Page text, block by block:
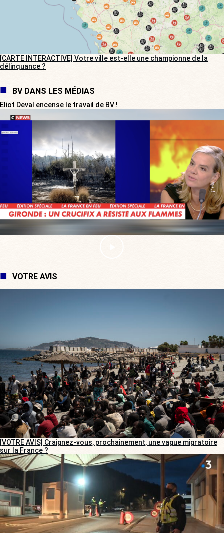
[CARTE INTERACTIVE] Votre ville est-elle une championne de la
délinquance ?
BV DANS LES MÉDIAS
Eliot Deval encense le travail de BV !
VOTRE AVIS
[VOTRE AVIS] Craignez-vous, prochainement, une vague migratoire
sur la France ?